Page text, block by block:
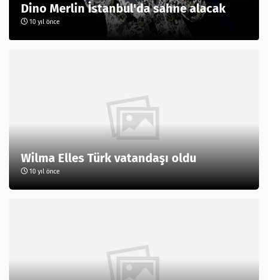
Dino Merlin İstanbul'da sahne alacak
10 yıl önce
Wilma Elles Türk vatandaşı oldu
10 yıl önce